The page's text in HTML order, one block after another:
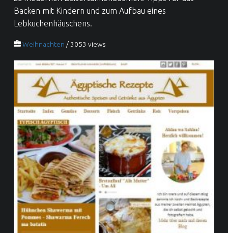
Backen mit Kindern und zum Aufbau eines
Lebkuchenhäuschens.
Weihnachten / 3053 views